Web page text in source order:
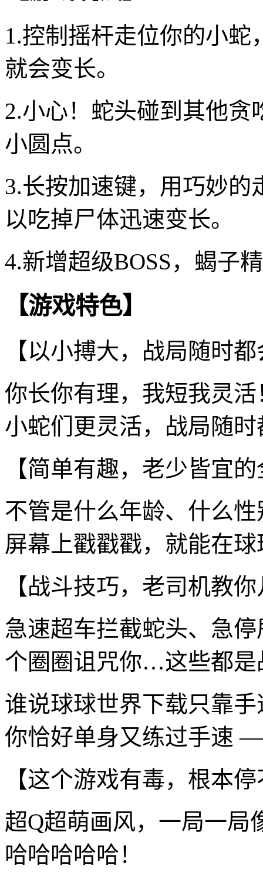
1.控制摇杆走位你的小
就会变长。
2.小心！蛇头碰到其他
小圆点。
3.长按加速键，用巧妙
以吃掉尸体迅速变长。
4.新增超级BOSS，蝎子
【游戏特色】
【以小搏大，战局随时
你长你有理，我短我灵
小蛇们更灵活，战局随
【简单有趣，老少皆宜
不管是什么年龄、什么
屏幕上戳戳戳，就能在
【战斗技巧，老司机教
急速超车拦截蛇头、急
个圈圈诅咒你…这些都是
谁说球球世界下载只靠
你恰好单身又练过手速
【这个游戏有毒，根本
超Q超萌画风，一局一局
哈哈哈哈哈！